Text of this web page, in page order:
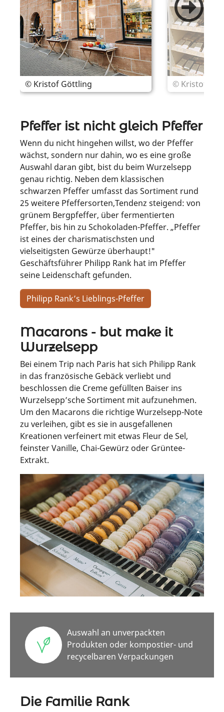
© Kristof Göttling © Kristof
Pfeffer ist nicht gleich Pfeffer
Wenn du nicht hingehen willst, wo der Pfeffer
wächst, sondern nur dahin, wo es eine große
Auswahl daran gibt, bist du beim Wurzelsepp
genau richtig. Neben dem klassischen
schwarzen Pfeffer umfasst das Sortiment rund
25 weitere Pfeffersorten,Tendenz steigend: von
grünem Bergpfeffer, über fermentierten
Pfeffer, bis hin zu Schokoladen-Pfeffer. „Pfeffer
ist eines der charismatischsten und
vielseitigsten Gewürze überhaupt!"
Geschäftsführer Philipp Rank hat im Pfeffer
seine Leidenschaft gefunden.
Philipp Rank’s Lieblings-Pfeffer
Macarons - but make it
Wurzelsepp
Bei einem Trip nach Paris hat sich Philipp Rank
in das französische Gebäck verliebt und
beschlossen die Creme gefüllten Baiser ins
Wurzelsepp’sche Sortiment mit aufzunehmen.
Um den Macarons die richtige Wurzelsepp-Note
zu verleihen, gibt es sie in ausgefallenen
Kreationen verfeinert mit etwas Fleur de Sel,
feinster Vanille, Chai-Gewürz oder Grüntee-
Extrakt.
Auswahl an unverpackten
Produkten oder kompostier- und
recycelbaren Verpackungen
Die Familie Rank